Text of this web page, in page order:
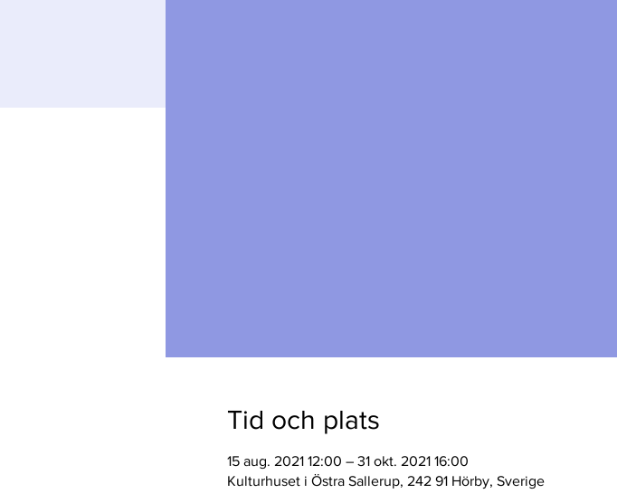
Tid och plats
15 aug. 2021 12:00 – 31 okt. 2021 16:00
Kulturhuset i Östra Sallerup, 242 91 Hörby, Sverige